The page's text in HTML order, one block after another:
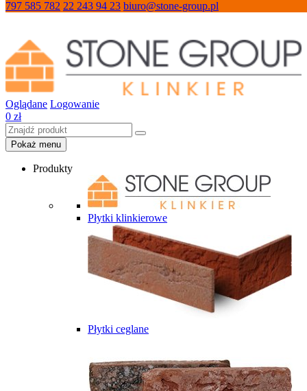
797 585 782 22 243 94 23 biuro@stone-group.pl
Oglądane Logowanie
0 zł
Pokaż menu
Produkty
Płytki klinkierowe
Płytki ceglane